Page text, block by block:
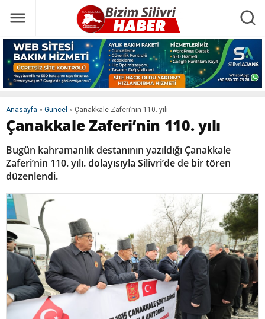
Anasayfa » Güncel » Çanakkale Zaferi’nin 110. yılı
Çanakkale Zaferi’nin 110. yılı
Bugün kahramanlık destanının yazıldığı Çanakkale
Zaferi’nin 110. yılı. dolayısıyla Silivri’de de bir tören
düzenlendi.